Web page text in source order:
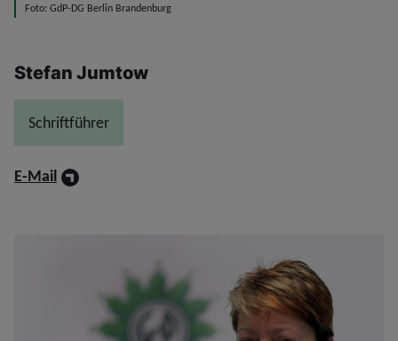
Foto: GdP-DG Berlin Brandenburg
Stefan Jumtow
Schriftführer
E-Mail